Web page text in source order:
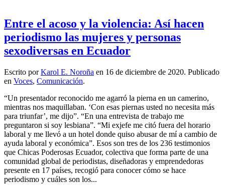
Entre el acoso y la violencia: Así hacen
periodismo las mujeres y personas
sexodiversas en Ecuador
Escrito porKarol E. Noroña en 16 de diciembre de 2020. Publicado
en Voces, Comunicación.
“Un presentador reconocido me agarró la pierna en un camerino,
mientras nos maquillaban. ‘Con esas piernas usted no necesita más
para triunfar’, me dijo”. “En una entrevista de trabajo me
preguntaron si soy lesbiana”. “Mi exjefe me citó fuera del horario
laboral y me llevó a un hotel donde quiso abusar de mí a cambio de
ayuda laboral y económica”. Esos son tres de los 236 testimonios
que Chicas Poderosas Ecuador, colectiva que forma parte de una
comunidad global de periodistas, diseñadoras y emprendedoras
presente en 17 países, recogió para conocer cómo se hace
periodismo y cuáles son los...